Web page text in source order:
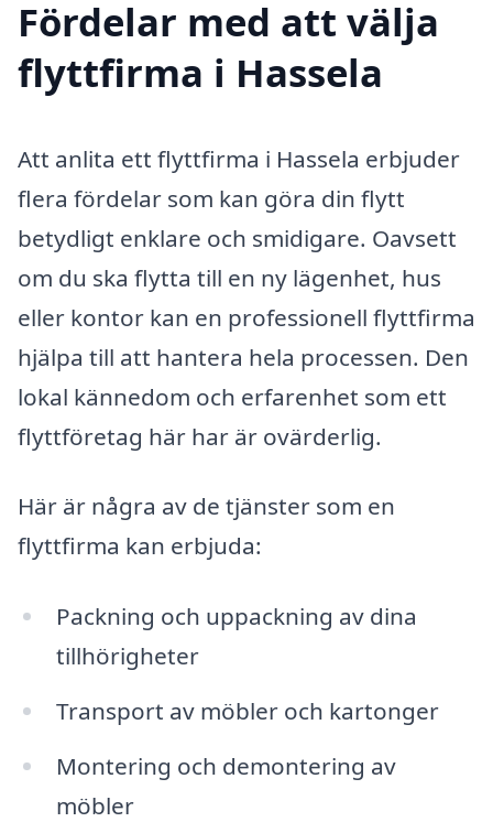
Fördelar med att välja
flyttfirma i Hassela
Att anlita ett flyttfirma i Hassela erbjuder
flera fördelar som kan göra din flytt
betydligt enklare och smidigare. Oavsett
om du ska flytta till en ny lägenhet, hus
eller kontor kan en professionell flyttfirma
hjälpa till att hantera hela processen. Den
lokal kännedom och erfarenhet som ett
flyttföretag här har är ovärderlig.
Här är några av de tjänster som en
flyttfirma kan erbjuda:
Packning och uppackning av dina
tillhörigheter
Transport av möbler och kartonger
Montering och demontering av
möbler